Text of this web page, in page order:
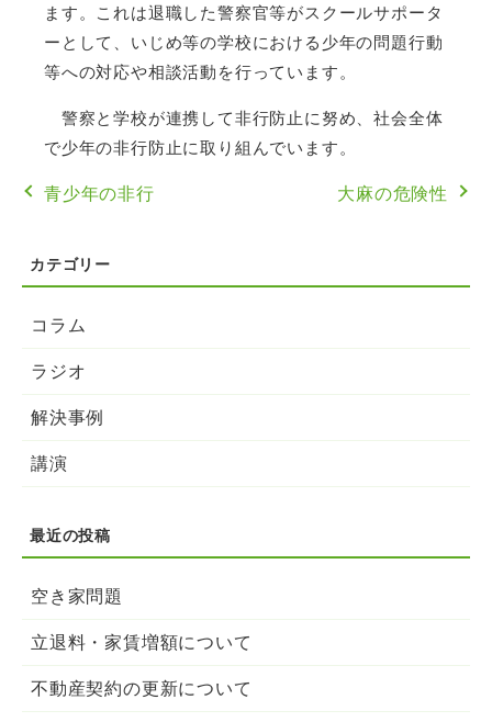
ます。これは退職した警察官等がスクールサポータ
ーとして、いじめ等の学校における少年の問題行動
等への対応や相談活動を行っています。
警察と学校が連携して非行防止に努め、社会全体
で少年の非行防止に取り組んでいます。
青少年の非行 大麻の危険性
コラム
ラジオ
解決事例
講演
空き家問題
立退料・家賃増額について
不動産契約の更新について